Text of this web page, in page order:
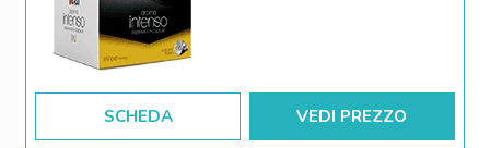
SCHEDA VEDI PREZZO